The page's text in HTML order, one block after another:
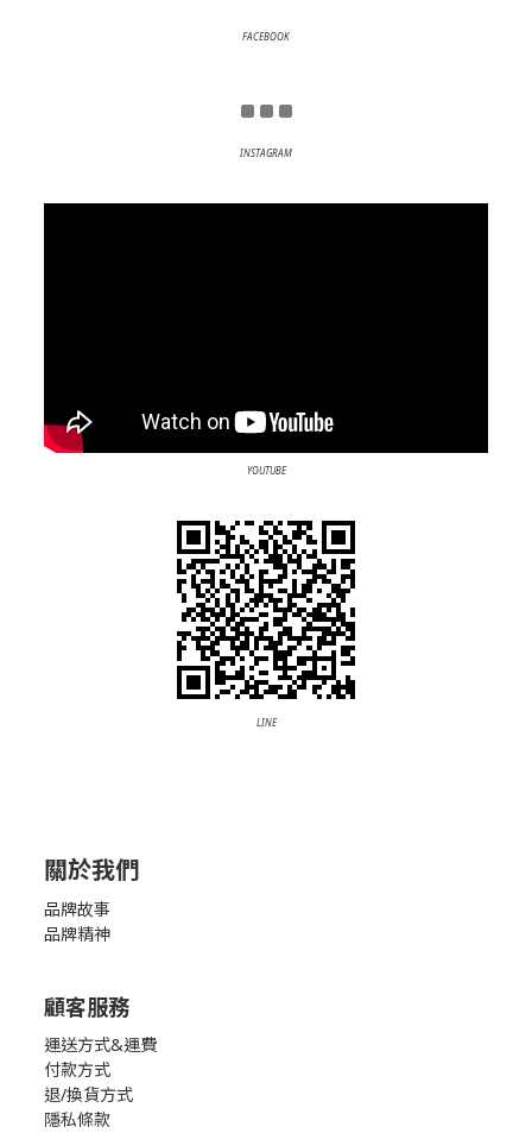
FACEBOOK
INSTAGRAM
YOUTUBE
LINE
關於我們
品牌故事
品牌精神
顧客服務
運送方式&運費
付款方式
退/換貨方式
隱私條款